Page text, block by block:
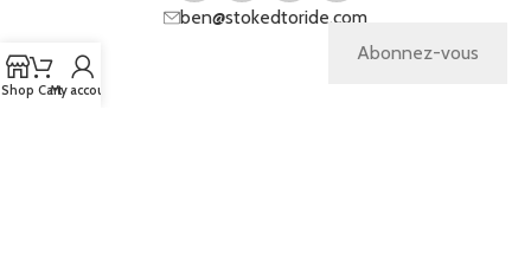
ben@stokedtoride.com
Shop CartMy account
Abonnez-vous